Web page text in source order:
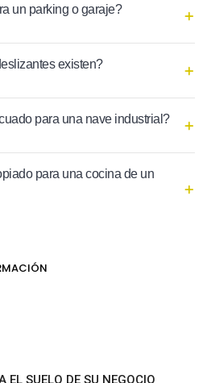
un parking o garaje?
existen?
para una nave industrial?
para una cocina de un
EL SUELO DE SU NEGOCIO